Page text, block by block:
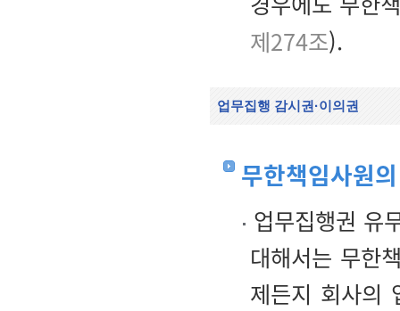
제274조).
업무집행 감시권·이의권
무한책임사원
업무집행권 유
대해서는 무한
제든지 회사의